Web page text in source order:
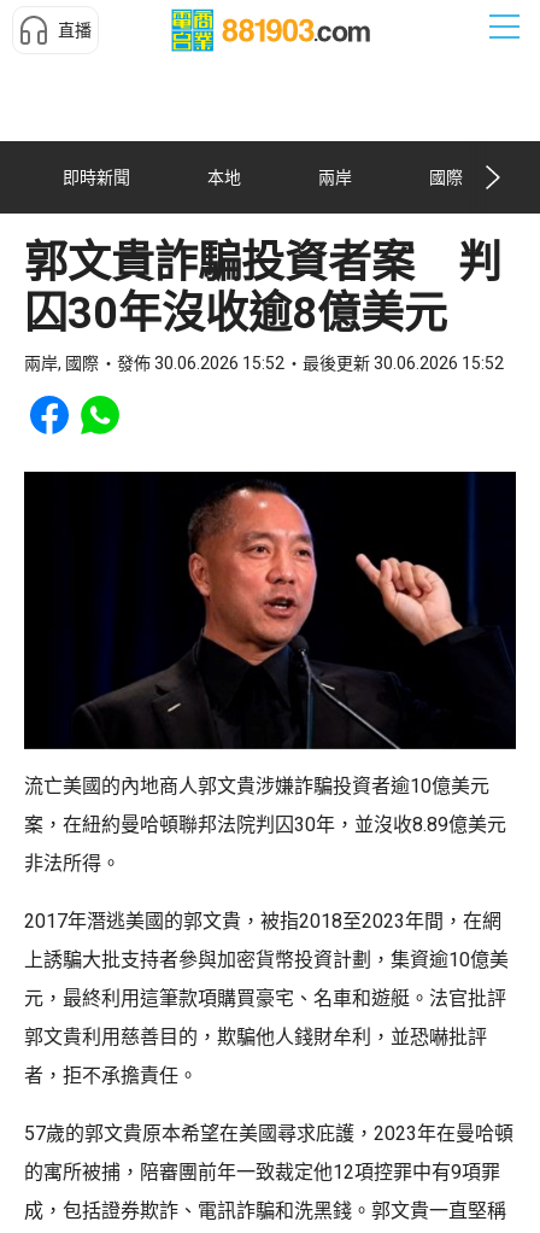
直播
即時新聞 本地 兩岸 國際
郭文貴詐騙投資者案 判
囚30年沒收逾8億美元
兩岸, 國際 發佈 30.06.2026 15:52 最後更新 30.06.2026 15:52
Share to Facebook
Share to WhatsApp
流亡美國的內地商人郭文貴涉嫌詐騙投資者逾10億美元
案，在紐約曼哈頓聯邦法院判囚30年，並沒收8.89億美元
非法所得。
2017年潛逃美國的郭文貴，被指2018至2023年間，在網
上誘騙大批支持者參與加密貨幣投資計劃，集資逾10億美
元，最終利用這筆款項購買豪宅、名車和遊艇。法官批評
郭文貴利用慈善目的，欺騙他人錢財牟利，並恐嚇批評
者，拒不承擔責任。
57歲的郭文貴原本希望在美國尋求庇護，2023年在曼哈頓
的寓所被捕，陪審團前年一致裁定他12項控罪中有9項罪
成，包括證券欺詐、電訊詐騙和洗黑錢。郭文貴一直堅稱